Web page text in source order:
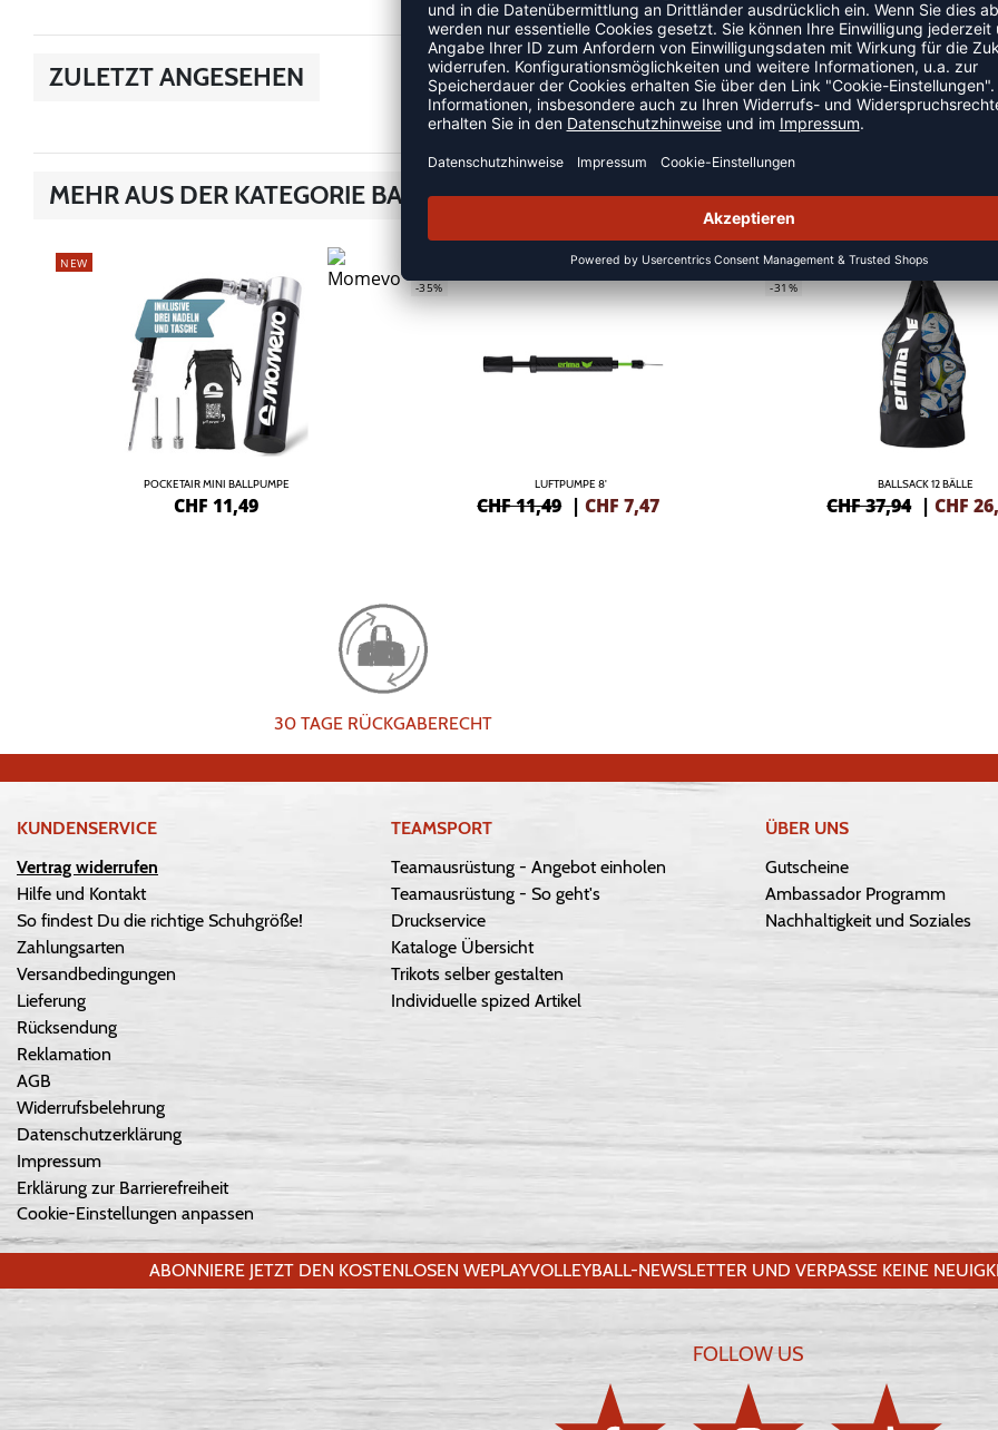
ZULETZT ANGESEHEN
MEHR AUS DER KATEGORIE BALLZUBEHÖR
NEW
POCKETAIR MINI BALLPUMPE
CHF 11,49
-35%
LUFTPUMPE 8'
CHF 11,49 |CHF 7,47
SALE
-31%
BALLSACK 12 BÄLLE
CHF 37,94 |CHF
30 TAGE RÜCKGABERECHT
KUNDENSERVICE
Vertrag widerrufen
Hilfe und Kontakt
So findest Du die richtige Schuhgröße!
Zahlungsarten
Versandbedingungen
Lieferung
Rücksendung
Reklamation
AGB
Widerrufsbelehrung
Datenschutzerklärung
Impressum
Erklärung zur Barrierefreiheit
Cookie-Einstellungen anpassen
TEAMSPORT
Teamausrüstung - Angebot einholen
Teamausrüstung - So geht's
Druckservice
Kataloge Übersicht
Trikots selber gestalten
Individuelle spized Artikel
ÜBER UNS
Gutscheine
Ambassador Programm
Nachhaltigkeit und Soziales
ABONNIERE JETZT DEN KOSTENLOSEN WEPLAYVOLLEYBALL-NEWSLETTER UND VERPASSE KEINE
FOLLOW US